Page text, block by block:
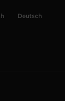
Deutsch